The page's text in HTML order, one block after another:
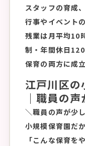
スタッフの育成
行事やイベント
残業は月平均10
制・年間休日
保育の両方に成立
江戸川区の
｜職員の
＼職員の声が少
小規模保育園だ
「こんな保育を